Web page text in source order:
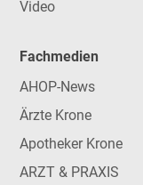
Video
Fachmedien
AHOP-News
Ärzte Krone
Apotheker Krone
ARZT & PRAXIS